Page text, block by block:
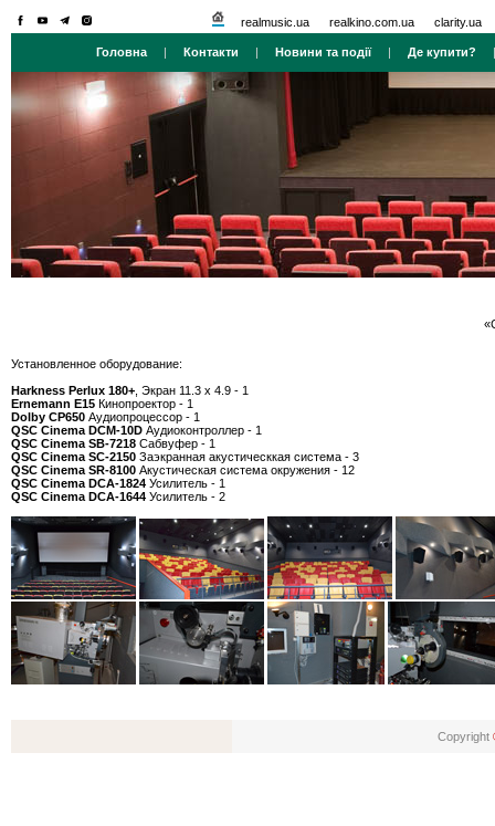
realmusic.ua realkino.com.ua clarity.ua
Головна | Контакти | Новини та події| Де купити?
Установленное оборудование:
Harkness Perlux 180+ , Экран 11.3 x 4.9 - 1
Ernemann Е15 Кинопроектор - 1
Dolby CP650 Аудиопроцессор - 1
QSC Cinema DCM-10D Аудиоконтроллер - 1
QSC Cinema SB-7218 Сабвуфер - 1
QSC Cinema SC-2150 Заэкранная акустическкая система - 3
QSC Cinema SR-8100 Акустическая система окружения - 12
QSC Cinema DCA-1824 Усилитель - 1
QSC Cinema DCA-1644 Усилитель - 2
Copyright